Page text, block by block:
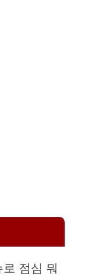
점심 뭐